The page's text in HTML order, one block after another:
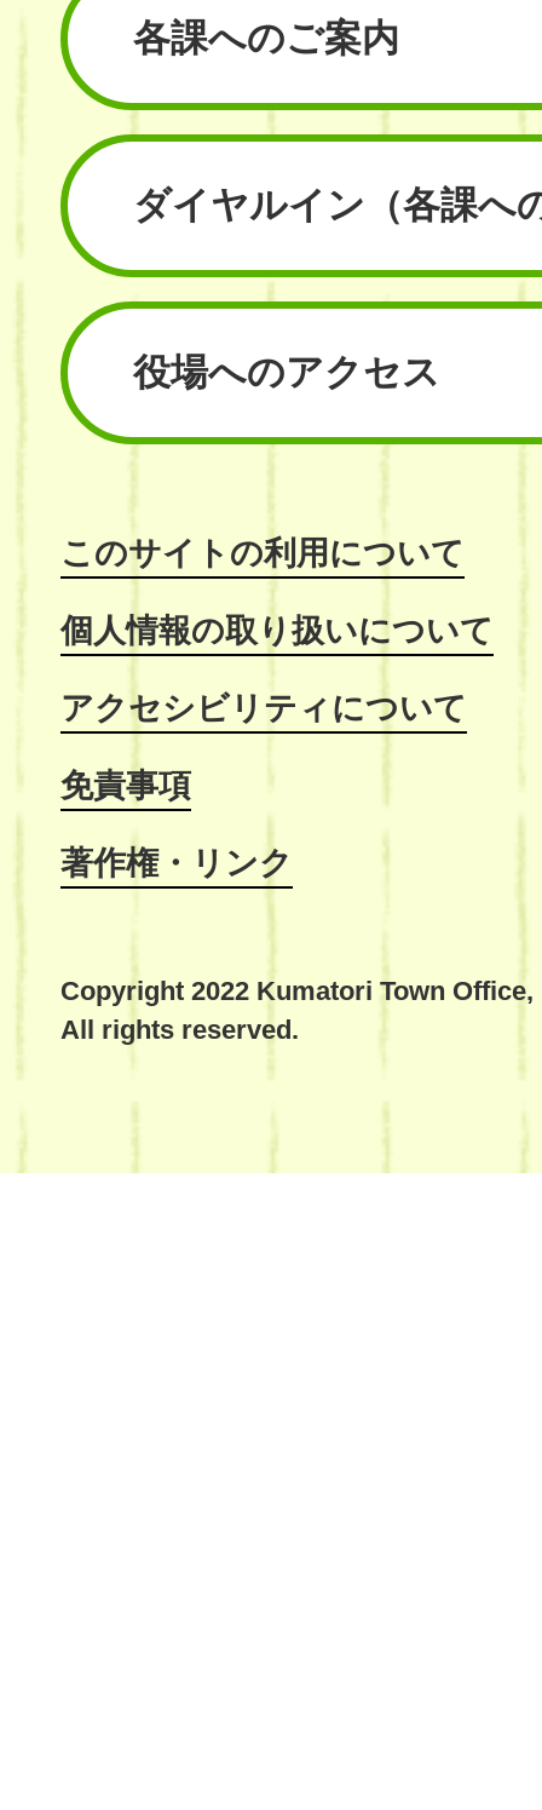
各課へのご案内
ダイヤルイン （各課へ
役場へのアクセス
このサイトの利用について
個人情報の取り扱いについて
アクセシビリティについて
免責事項
著作権・リンク
Copyright 2022 Kumatori Town Office,
All rights reserved.